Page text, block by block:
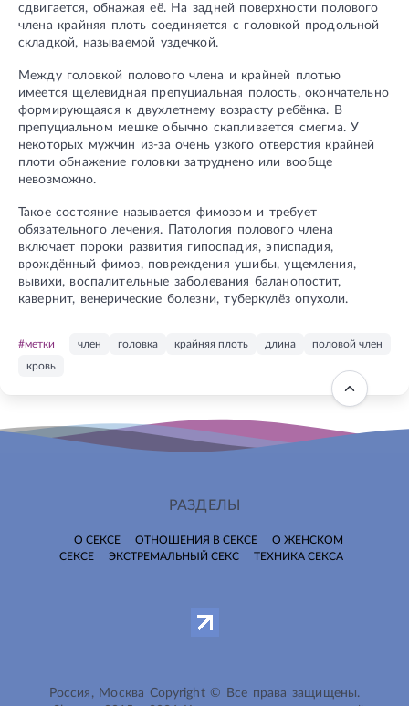
сдвигается, обнажая её. На задней поверхности полового
члена крайняя плоть соединяется с головкой продольной
складкой, называемой уздечкой.
Между головкой полового члена и крайней плотью
имеется щелевидная препуциальная полость, окончательно
формирующаяся к двухлетнему возрасту ребёнка. В
препуциальном мешке обычно скапливается смегма. У
некоторых мужчин из-за очень узкого отверстия крайней
плоти обнажение головки затруднено или вообще
невозможно.
Такое состояние называется фимозом и требует
обязательного лечения. Патология полового члена
включает пороки развития гипоспадия, эписпадия,
врождённый фимоз, повреждения ушибы, ущемления,
вывихи, воспалительные заболевания баланопостит,
кавернит, венерические болезни, туберкулёз опухоли.
#метки член головка крайняя плоть длина
половой член
кровь
РАЗДЕЛЫ
О СЕКСЕ ОТНОШЕНИЯ В СЕКСЕ
О ЖЕНСКОМ
СЕКСЕ
ЭКСТРЕМАЛЬНЫЙ СЕКС ТЕХНИКА СЕКСА
Россия, Москва Copyright © Все права защищены.